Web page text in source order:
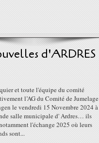
d'ARDRES
et toute l'équipe du comité
l’AG du Comité de Jumelage
le vendredi 15 Novembre 2024 à
salle municipale d' Ardres… ils
l'échange 2025 où leurs
sont...